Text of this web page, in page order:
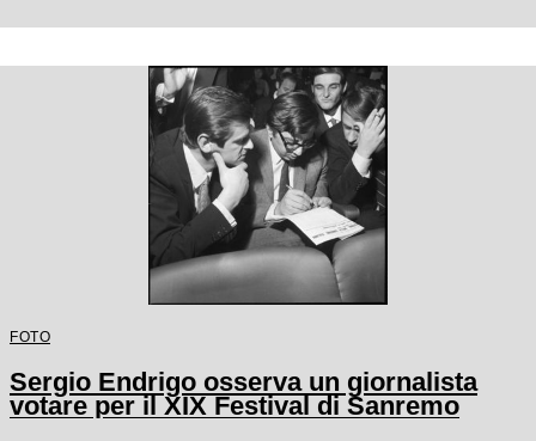
FOTO
Sergio Endrigo osserva un giornalista
votare per il XIX Festival di Sanremo